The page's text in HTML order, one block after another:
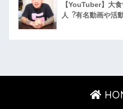
【YouTuber】大
⼈︖有名動画や活